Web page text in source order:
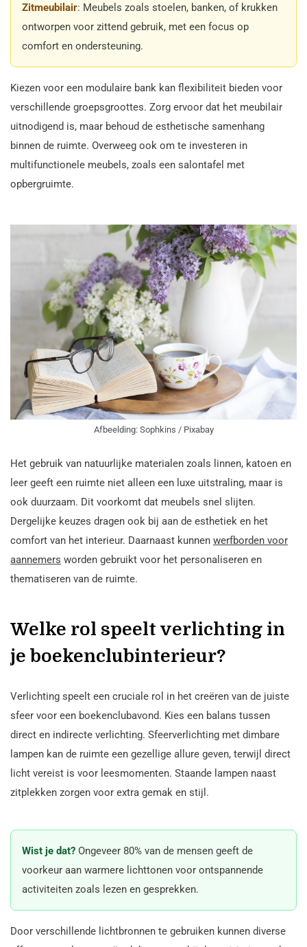
Zitmeubilair: Meubels zoals stoelen, banken, of krukken
ontworpen voor zittend gebruik, met een focus op
comfort en ondersteuning.
Kiezen voor een modulaire bank kan flexibiliteit bieden voor
verschillende groepsgroottes. Zorg ervoor dat het meubilair
uitnodigend is, maar behoud de esthetische samenhang
binnen de ruimte. Overweeg ook om te investeren in
multifunctionele meubels, zoals een salontafel met
opbergruimte.
Afbeelding: Sophkins / Pixabay
Het gebruik van natuurlijke materialen zoals linnen, katoen en
leer geeft een ruimte niet alleen een luxe uitstraling, maar is
ook duurzaam. Dit voorkomt dat meubels snel slijten.
Dergelijke keuzes dragen ook bij aan de esthetiek en het
comfort van het interieur. Daarnaast kunnen werfborden voor
aannemers worden gebruikt voor het personaliseren en
thematiseren van de ruimte.
Welke rol speelt verlichting in
je boekenclubinterieur?
Verlichting speelt een cruciale rol in het creëren van de juiste
sfeer voor een boekenclubavond. Kies een balans tussen
direct en indirecte verlichting. Sfeerverlichting met dimbare
lampen kan de ruimte een gezellige allure geven, terwijl direct
licht vereist is voor leesmomenten. Staande lampen naast
zitplekken zorgen voor extra gemak en stijl.
Wist je dat? Ongeveer 80% van de mensen geeft de
voorkeur aan warmere lichttonen voor ontspannende
activiteiten zoals lezen en gesprekken.
Door verschillende lichtbronnen te gebruiken kunnen diverse